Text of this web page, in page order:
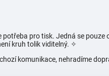
pro tisk. Jedná se pouze
kruh tolik viditelný. ✧
komunikace, nehradíme